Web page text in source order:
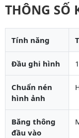
THÔNG SỐ
Tính năng
Đầu ghi hình
Chuẩn nén
hình ảnh
Băng thông
đầu vào